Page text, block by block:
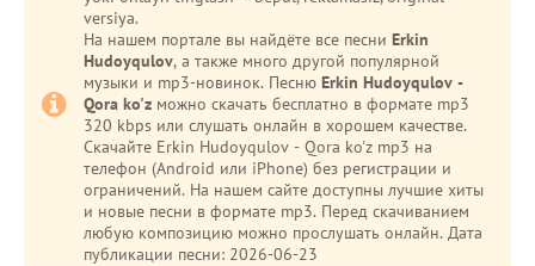
versiya.
На нашем портале вы найдёте все песни Erkin
Hudoyqulov, а также много другой популярной
музыки и mp3-новинок. Песню Erkin Hudoyqulov -
Qora ko'z можно скачать бесплатно в формате mp3
320 kbps или слушать онлайн в хорошем качестве.
Скачайте Erkin Hudoyqulov - Qora ko'z mp3 на
телефон (Android или iPhone) без регистрации и
ограничений. На нашем сайте доступны лучшие хиты
и новые песни в формате mp3. Перед скачиванием
любую композицию можно прослушать онлайн. Дата
публикации песни: 2026-06-23